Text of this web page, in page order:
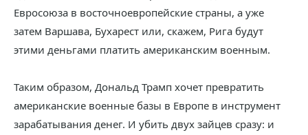
Евросоюза в восточноевропейские страны, а уже
затем Варшава, Бухарест или, скажем, Рига будут
этими деньгами платить американским военным.
Таким образом, Дональд Трамп хочет превратить
американские военные базы в Европе в инструмент
зарабатывания денег. И убить двух зайцев сразу: и